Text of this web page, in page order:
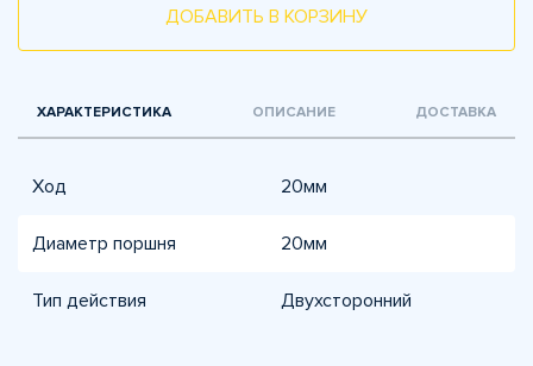
ДОБАВИТЬ В КОРЗИНУ
ХАРАКТЕРИСТИКА ОПИСАНИЕ ДОСТАВКА
Ход 20мм
Диаметр поршня 20мм
Тип действия Двухсторонний